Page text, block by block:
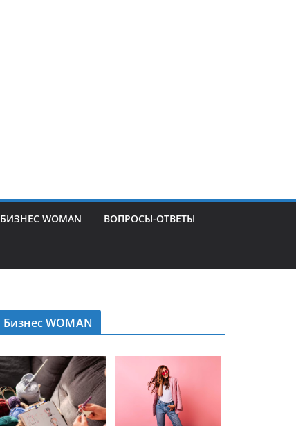
БИЗНЕС WOMAN ВОПРОСЫ-ОТВЕТЫ
Бизнес WOMAN